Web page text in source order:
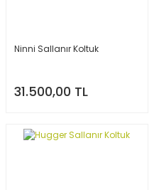
Ninni Sallanır Koltuk
31.500,00 TL